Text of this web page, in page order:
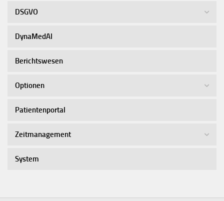
DSGVO
DynaMedAI
Berichtswesen
Optionen
Patientenportal
Zeitmanagement
System